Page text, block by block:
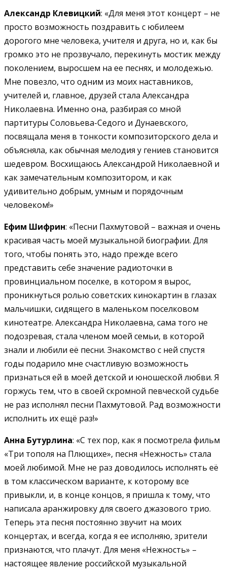
Александр Клевицкий: «Для меня этот концерт – не
просто возможность поздравить с юбилеем
дорогого мне человека, учителя и друга, но и, как бы
громко это не прозвучало, перекинуть мостик между
поколением, выросшем на ее песнях, и молодежью.
Мне повезло, что одним из моих наставников,
учителей и, главное, друзей стала Александра
Николаевна. Именно она, разбирая со мной
партитуры Соловьева-Седого и Дунаевского,
посвящала меня в тонкости композиторского дела и
объясняла, как обычная мелодия у гениев становится
шедевром. Восхищаюсь Александрой Николаевной и
как замечательным композитором, и как
удивительно добрым, умным и порядочным
человеком!»
Ефим Шифрин: «Песни Пахмутовой – важная и очень
красивая часть моей музыкальной биографии. Для
того, чтобы понять это, надо прежде всего
представить себе значение радиоточки в
провинциальном поселке, в котором я вырос,
проникнуться ролью советских кинокартин в глазах
мальчишки, сидящего в маленьком поселковом
кинотеатре. Александра Николаевна, сама того не
подозревая, стала членом моей семьи, в которой
знали и любили её песни. Знакомство с ней спустя
годы подарило мне счастливую возможность
признаться ей в моей детской и юношеской любви. Я
горжусь тем, что в своей скромной певческой судьбе
не раз исполнял песни Пахмутовой. Рад возможности
исполнить их ещё раз!»
Анна Бутурлина: «С тех пор, как я посмотрела фильм
«Три тополя на Плющихе», песня «Нежность» стала
моей любимой. Мне не раз доводилось исполнять её
в том классическом варианте, к которому все
привыкли, и, в конце концов, я пришла к тому, что
написала аранжировку для своего джазового трио.
Теперь эта песня постоянно звучит на моих
концертах, и всегда, когда я ее исполняю, зрители
признаются, что плачут. Для меня «Нежность» –
настоящее явление российской музыкальной